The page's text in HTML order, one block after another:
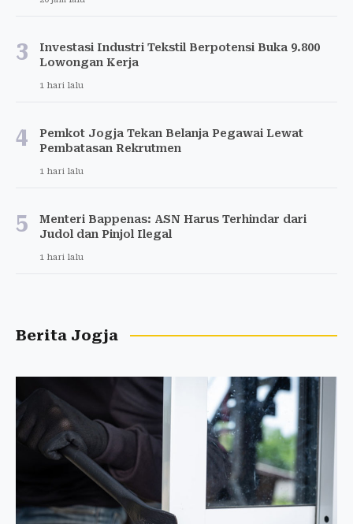
3
Investasi Industri Tekstil Berpotensi Buka 9.800
Lowongan Kerja
1 hari lalu
4
Pemkot Jogja Tekan Belanja Pegawai Lewat
Pembatasan Rekrutmen
1 hari lalu
5
Menteri Bappenas: ASN Harus Terhindar dari
Judol dan Pinjol Ilegal
1 hari lalu
Berita Jogja